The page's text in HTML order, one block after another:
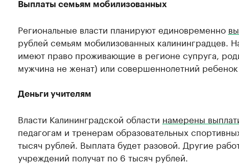
Выплаты семьям мобилизованных
Региональные власти планируют единовременно
рублей семьям мобилизованных калининградцев.
имеют право проживающие в регионе супруга,
мужчина не женат) или совершеннолетний ребенок
Деньги учителям
Власти Калининградской области намерены
педагогам и тренерам образовательных
тысяч рублей. Выплата будет разовой. Другие
учреждений получат по 6 тысяч рублей.